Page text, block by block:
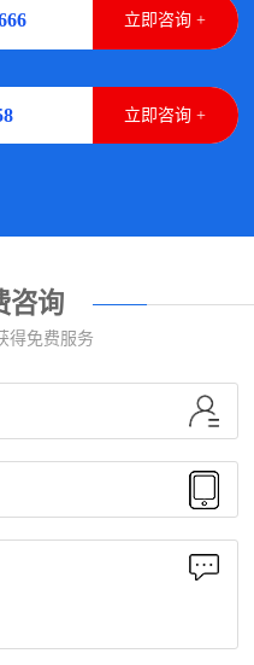
立即咨询 +
立即咨询 +
咨询
得免费服务